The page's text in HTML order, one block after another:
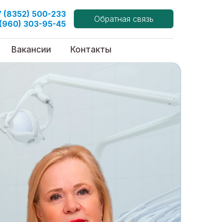
(8352) 500-233
303-95-45
Обратная связь
Вакансии Контакты